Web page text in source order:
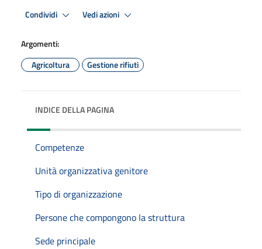
Condividi Vedi azioni
Argomenti:
Agricoltura
Gestione rifiuti
INDICE DELLA PAGINA
Competenze
Unità organizzativa genitore
Tipo di organizzazione
Persone che compongono la struttura
Sede principale